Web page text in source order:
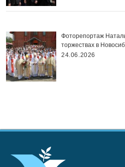
Фоторепортаж
торжествах в
24.06.2026